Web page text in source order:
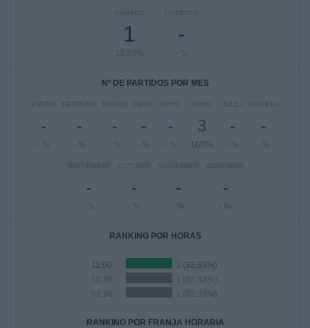
SÁBADO
1
33,33%
DOMINGO
-
- %
Nº DE PARTIDOS POR MES
ENERO
-
- %
FEBRERO
-
- %
MARZO
-
- %
ABRIL
-
- %
MAYO
-
- %
JUNIO
3
100%
JULIO
-
- %
AGOSTO
-
- %
SEPTIEMBRE
-
- %
OCTUBRE
-
- %
NOVIEMBRE
-
- %
DICIEMBRE
-
- %
RANKING POR HORAS
11:00
1 (33,33%)
18:30
1 (33,33%)
09:30
1 (33,33%)
RANKING POR FRANJA HORARIA